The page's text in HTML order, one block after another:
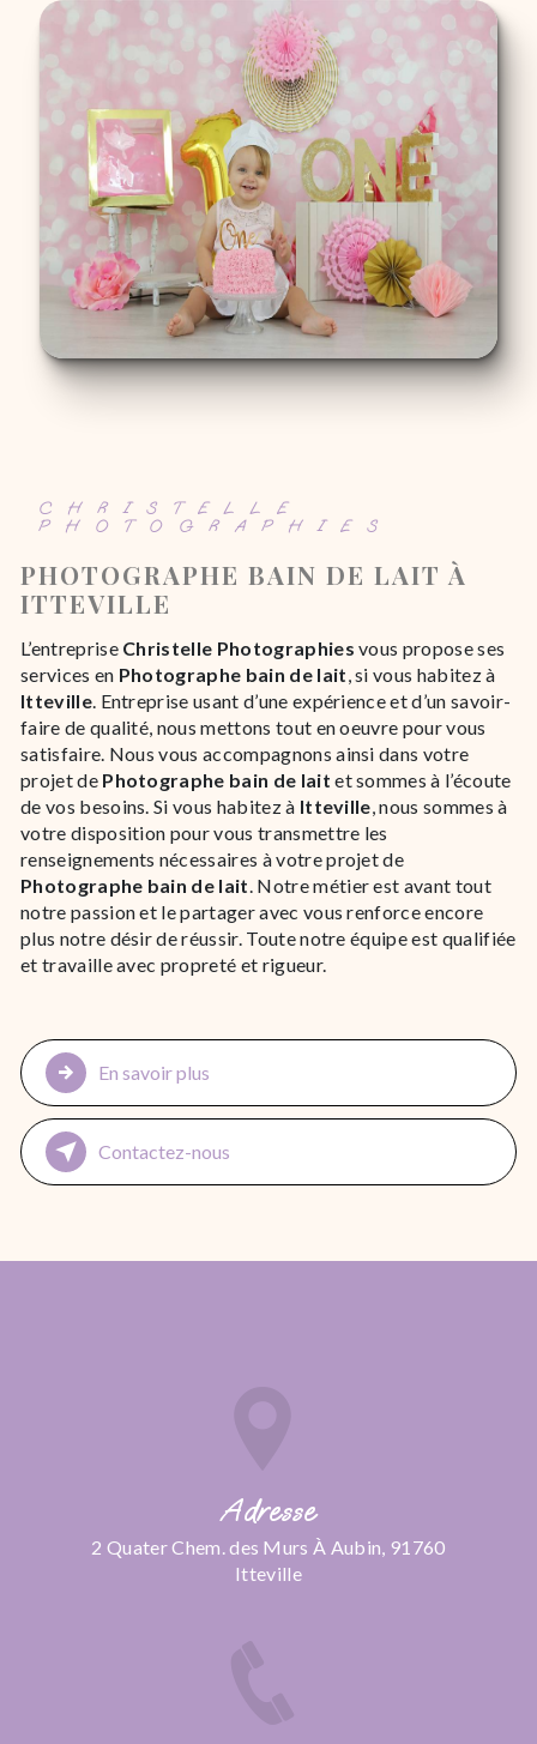
CHRISTELLE
PHOTOGRAPHIES
PHOTOGRAPHE BAIN DE LAIT À
ITTEVILLE
L’entreprise Christelle Photographies vous propose ses
services en Photographe bain de lait, si vous habitez à
Itteville. Entreprise usant d’une expérience et d’un savoir-
faire de qualité, nous mettons tout en oeuvre pour vous
satisfaire. Nous vous accompagnons ainsi dans votre
projet de Photographe bain de lait et sommes à l’écoute
de vos besoins. Si vous habitez à Itteville, nous sommes à
votre disposition pour vous transmettre les
renseignements nécessaires à votre projet de
Photographe bain de lait. Notre métier est avant tout
notre passion et le partager avec vous renforce encore
plus notre désir de réussir. Toute notre équipe est qualifiée
et travaille avec propreté et rigueur.
En savoir plus
Contactez-nous
Adresse
2 Quater Chem. des Murs À Aubin, 91760
Itteville